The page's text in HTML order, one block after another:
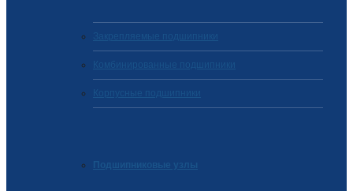
Закрепляемые подшипники
Комбинированные подшипники
Корпусные подшипники
Подшипниковые узлы